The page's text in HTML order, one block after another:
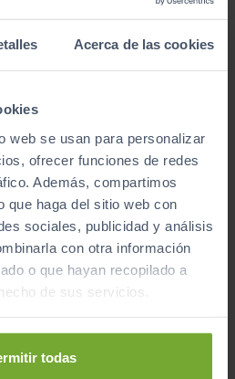
Acerca de las cookies
web se usan para personalizar
ofrecer funciones de redes
Además, compartimos
que haga del sitio web con
sociales, publicidad y análisis
con otra información
o que hayan recopilado a
de sus servicios.
todas
TECNO
31.200 €
371 €/mes